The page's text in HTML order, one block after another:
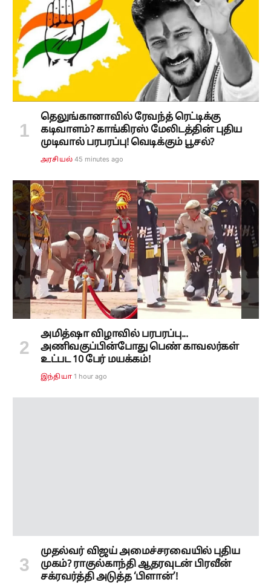
தெலுங்கானாவில் ரேவந்த் ரெட்டிக்கு
கடிவாளம்? காங்கிரஸ் மேலிடத்தின் புதிய
முடிவால் பரபரப்பு! வெடிக்கும் பூசல்?
அரசியல் 45 minutes ago
அமித்ஷா விழாவில் பரபரப்பு...
அணிவகுப்பின்போது பெண் காவலர்கள்
உட்பட 10 பேர் மயக்கம்!
இந்தியா 1 hour ago
முதல்வர் விஜய் அமைச்சரவையில் புதிய
முகம்? ராகுல்காந்தி ஆதரவுடன் பிரவீன்
சக்ரவர்த்தி அடுத்த ‘பிளான்’!